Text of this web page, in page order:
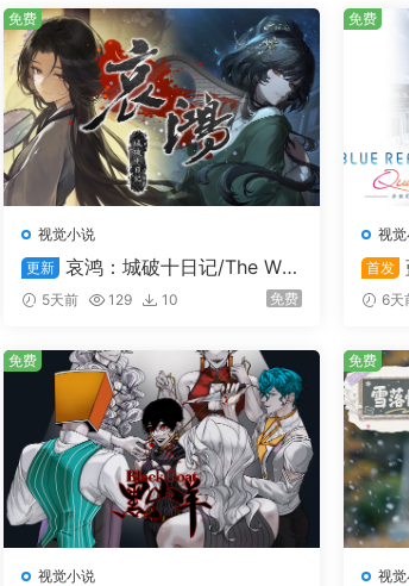
视觉小说
更新
哀鸿：城破十日记/The Wee
ping Swan: Ten Days of the Cit
5天前 129 10 免费
免费
视
首发
LUE
6天
免费
视觉小说
免费
视
免费